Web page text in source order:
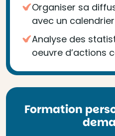
Organiser sa
avec un
Analyse des
oeuvre d’actions
Formation